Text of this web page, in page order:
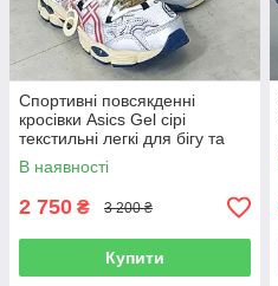
Спортивні повсякденні
кросівки Аsics Gel сірі
текстильні легкі для бігу та
активного відпочинку
В наявності
2 750 ₴ 3 200 ₴
Купити